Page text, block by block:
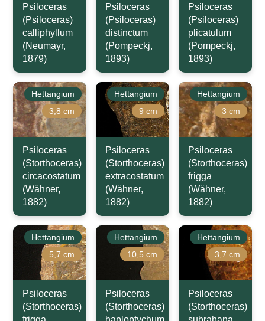
Psiloceras
(Psiloceras)
calliphyllum
(Neumayr,
1879)
Psiloceras
(Psiloceras)
distinctum
(Pompeckj,
1893)
Psiloceras
(Psiloceras)
plicatulum
(Pompeckj,
1893)
Hettangium
3,8 cm
Psiloceras
(Storthoceras)
circacostatum
(Wähner,
1882)
Hettangium
9 cm
Psiloceras
(Storthoceras)
extracostatum
(Wähner,
1882)
Hettangium
3 cm
Psiloceras
(Storthoceras)
frigga
(Wähner,
1882)
Hettangium
5,7 cm
Psiloceras
(Storthoceras)
Hettangium
10,5 cm
Psiloceras
(Storthoceras)
Hettangium
3,7 cm
Psiloceras
(Storthoceras)